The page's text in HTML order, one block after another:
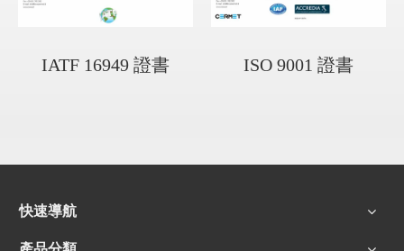
IATF 16949 證書 ISO 9001 證書
快速導航